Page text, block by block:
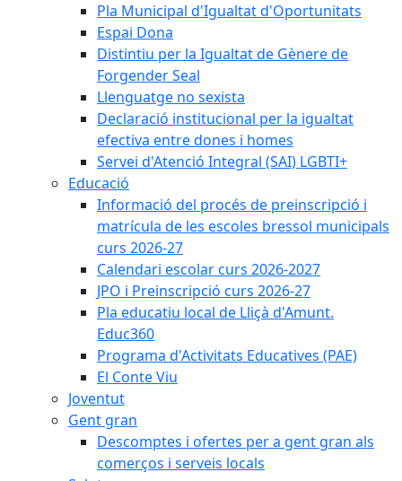
Pla Municipal d'Igualtat d'Oportunitats
Espai Dona
Distintiu per la Igualtat de Gènere de
Forgender Seal
Llenguatge no sexista
Declaració institucional per la igualtat
efectiva entre dones i homes
Servei d'Atenció Integral (SAI) LGBTI+
Educació
Informació del procés de preinscripció i
matrícula de les escoles bressol municipals
curs 2026-27
Calendari escolar curs 2026-2027
JPO i Preinscripció curs 2026-27
Pla educatiu local de Lliçà d'Amunt.
Educ360
Programa d'Activitats Educatives (PAE)
El Conte Viu
Joventut
Gent gran
Descomptes i ofertes per a gent gran als
comerços i serveis locals